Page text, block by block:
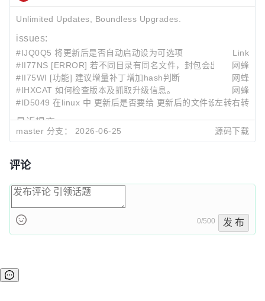
Unlimited Updates, Boundless Upgrades.
issues:
#IJQ0Q5 将更新后是否自动启动设为可选项
Link
#II77NS [ERROR] 若不同目录有同名文件，封包会出错。网蜂
#II75WI [功能] 建议增量补丁增加hash判断
网蜂
#IHXCAT 如何检查版本及抓取升级信息。
网蜂
#ID5049 在linux 中 更新后是否要给 更新后的文件设置可执行程
左转右转
最近提交:
4e7f90f7
fix: update relative paths ../../../ → ../../ after src/
3a1d20a7
048101ff
fix: update Bowl -> BowlBootstrap in test files after
master 分支： 2026-06-25 源码下载
评论
0/500 发 布